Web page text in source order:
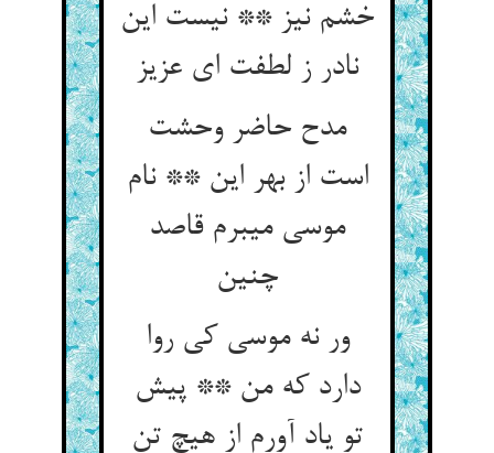
خشم نیز ** نیست این
نادر ز لطفت ای عزیز
مدح حاضر وحشت
است از بهر این ** نام
موسی می‏برم قاصد
چنین‏
ور نه موسی کی روا
دارد که من ** پیش
تو یاد آورم از هیچ تن‏